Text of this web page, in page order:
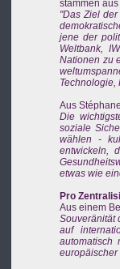
stammen
"Das Ziel
jene der
Weltbank,
Nationen zu
Technologie,
Aus
Die
soziale
wählen -
entwickeln,
etwas wie
Pro
Aus einem
Souveränität
auf
automatisch
europäischer